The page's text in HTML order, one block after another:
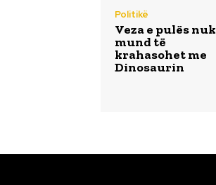
Politikë
Veza e pulës nuk
mund të
krahasohet me
Dinosaurin